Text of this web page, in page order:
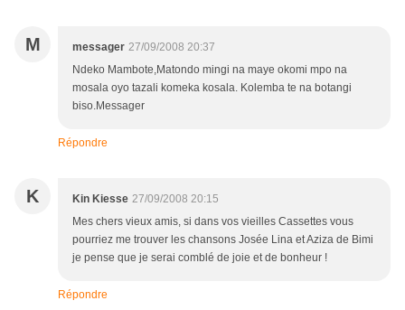
M messager 27/09/2008 20:37
Ndeko Mambote,Matondo mingi na maye okomi mpo na
mosala oyo tazali komeka kosala. Kolemba te na botangi
biso.Messager
Répondre
K Kin Kiesse 27/09/2008 20:15
Mes chers vieux amis, si dans vos vieilles Cassettes vous
pourriez me trouver les chansons Josée Lina et Aziza de Bimi
je pense que je serai comblé de joie et de bonheur !
Répondre